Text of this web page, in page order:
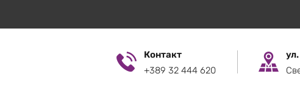
Контакт
+389 32 444 620